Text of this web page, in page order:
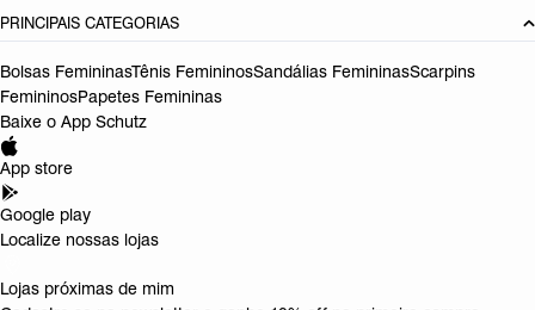
PRINCIPAIS CATEGORIAS
Bolsas FemininasTênis FemininosSandálias FemininasScarpins
FemininosPapetes Femininas
Baixe o App Schutz
App store
Google play
Localize nossas lojas
Lojas próximas de mim